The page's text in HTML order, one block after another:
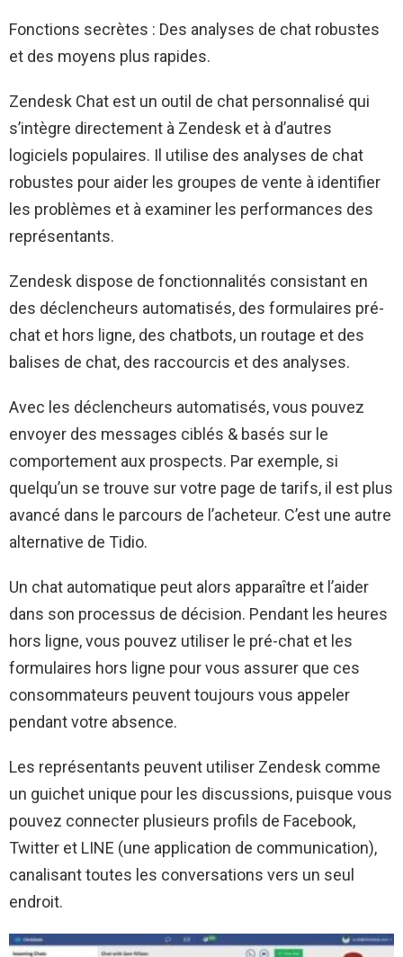
Fonctions secrètes : Des analyses de chat robustes
et des moyens plus rapides.
Zendesk Chat est un outil de chat personnalisé qui
s’intègre directement à Zendesk et à d’autres
logiciels populaires. Il utilise des analyses de chat
robustes pour aider les groupes de vente à identifier
les problèmes et à examiner les performances des
représentants.
Zendesk dispose de fonctionnalités consistant en
des déclencheurs automatisés, des formulaires pré-
chat et hors ligne, des chatbots, un routage et des
balises de chat, des raccourcis et des analyses.
Avec les déclencheurs automatisés, vous pouvez
envoyer des messages ciblés & basés sur le
comportement aux prospects. Par exemple, si
quelqu’un se trouve sur votre page de tarifs, il est plus
avancé dans le parcours de l’acheteur. C’est une autre
alternative de Tidio.
Un chat automatique peut alors apparaître et l’aider
dans son processus de décision. Pendant les heures
hors ligne, vous pouvez utiliser le pré-chat et les
formulaires hors ligne pour vous assurer que ces
consommateurs peuvent toujours vous appeler
pendant votre absence.
Les représentants peuvent utiliser Zendesk comme
un guichet unique pour les discussions, puisque vous
pouvez connecter plusieurs profils de Facebook,
Twitter et LINE (une application de communication),
canalisant toutes les conversations vers un seul
endroit.